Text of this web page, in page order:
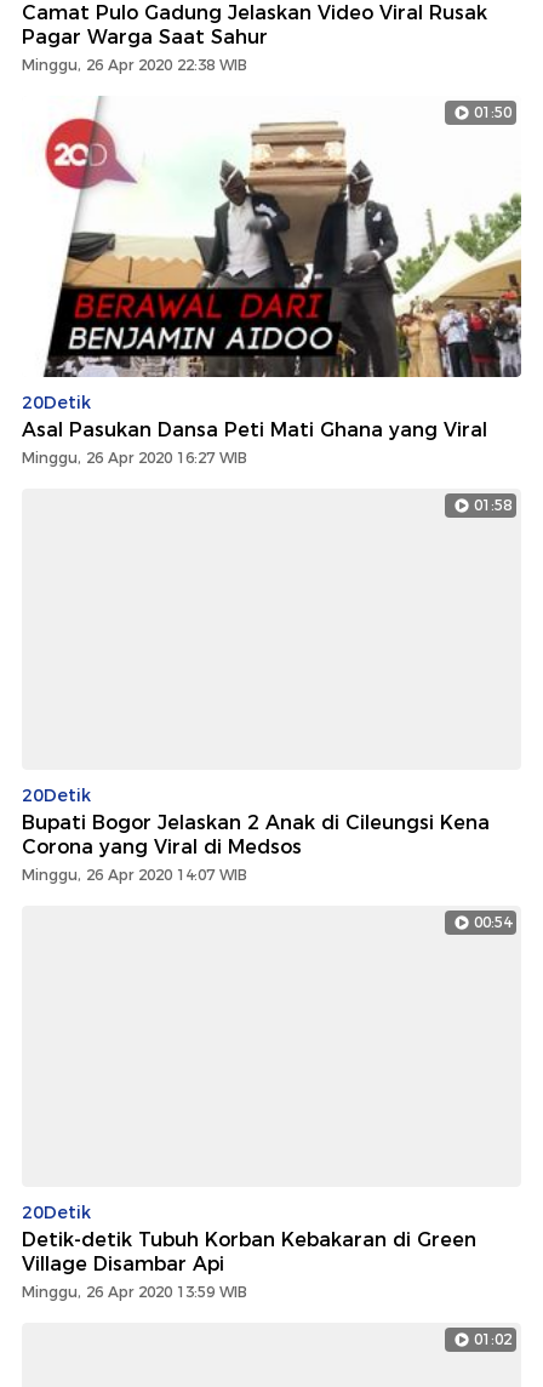
Camat Pulo Gadung Jelaskan Video Viral Rusak
Pagar Warga Saat Sahur
Minggu, 26 Apr 2020 22:38 WIB
01:50
20Detik
Asal Pasukan Dansa Peti Mati Ghana yang Viral
Minggu, 26 Apr 2020 16:27 WIB
01:58
20Detik
Bupati Bogor Jelaskan 2 Anak di Cileungsi Kena
Corona yang Viral di Medsos
Minggu, 26 Apr 2020 14:07 WIB
00:54
20Detik
Detik-detik Tubuh Korban Kebakaran di Green
Village Disambar Api
Minggu, 26 Apr 2020 13:59 WIB
01:02